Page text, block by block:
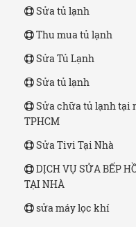
Sửa tủ lạnh
Thu mua tủ lạnh
Sửa Tủ Lạnh
Sửa tủ lạnh
Sửa chữa tủ lạnh tại
TPHCM
Sửa Tivi Tại Nhà
DỊCH VỤ SỬA BẾP
TẠI NHÀ
sửa máy lọc khí